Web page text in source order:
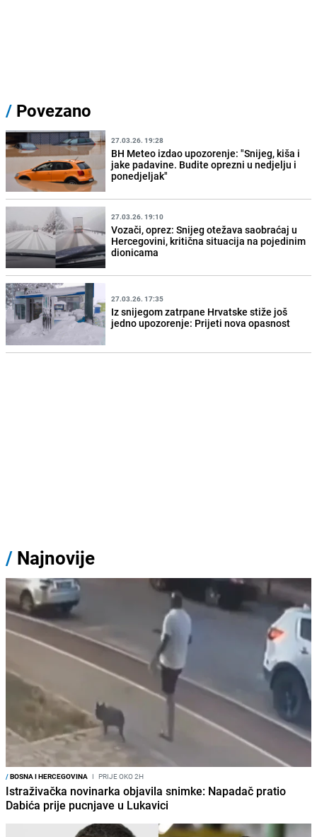
/ Povezano
27.03.26. 19:28
BH Meteo izdao upozorenje: "Snijeg, kiša i
jake padavine. Budite oprezni u nedjelju i
ponedjeljak"
27.03.26. 19:10
Vozači, oprez: Snijeg otežava saobraćaj u
Hercegovini, kritična situacija na pojedinim
dionicama
27.03.26. 17:35
Iz snijegom zatrpane Hrvatske stiže još
jedno upozorenje: Prijeti nova opasnost
/ Najnovije
/BOSNA I HERCEGOVINA I PRIJE OKO 2H
Istraživačka novinarka objavila snimke: Napadač pratio
Dabića prije pucnjave u Lukavici